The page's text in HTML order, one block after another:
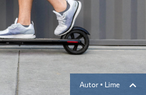
Autor ▪ Lime